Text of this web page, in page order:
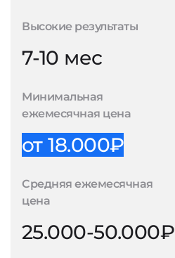
Высокие результаты
7-10 мес
Минимальная
ежемесячная цена
от 18.000₽
Средняя ежемесячная
цена
25.000-50.000₽